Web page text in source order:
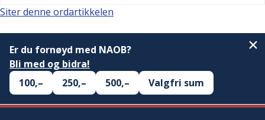
Siter denne ordartikkelen
Er du fornøyd med NAOB?
Bli med og bidra!
100,–
250,– 500,– Valgfri sum